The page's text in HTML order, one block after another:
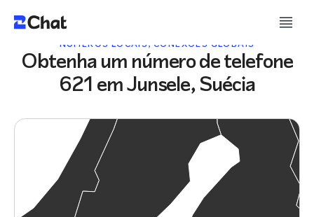
NÚMEROS LOCAIS, CONEXÕES GLOBAIS
Obtenha um número de telefone
621 em Junsele, Suécia